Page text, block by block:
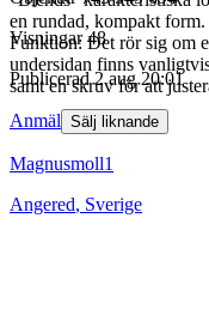
en rundad, kompakt form.
Funktion: Det rör sig om
undersidan finns
samt en skruv för att
Visningar 48
Publicerad 2 aug 20:01
Anmäl Sälj liknande
Magnusmoll1
Angered, Sverige